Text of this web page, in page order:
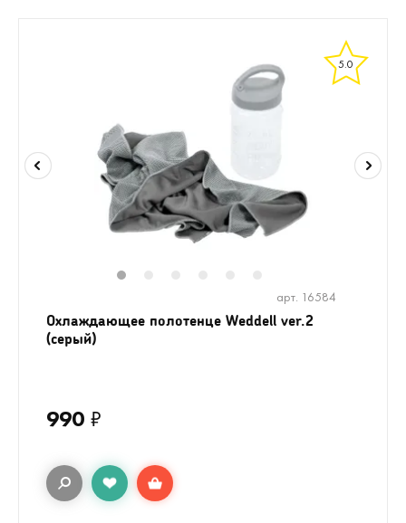
5.0
арт. 16584
Охлаждающее полотенце Weddell ver.2
(серый)
990 ₽